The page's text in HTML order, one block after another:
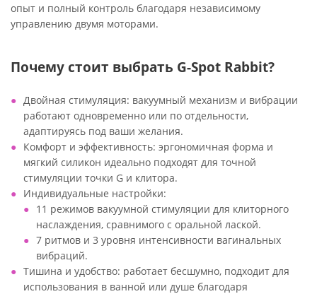
опыт и полный контроль благодаря независимому
управлению двумя моторами.
Почему стоит выбрать G-Spot Rabbit?
Двойная стимуляция: вакуумный механизм и вибрации
работают одновременно или по отдельности,
адаптируясь под ваши желания.
Комфорт и эффективность: эргономичная форма и
мягкий силикон идеально подходят для точной
стимуляции точки G и клитора.
Индивидуальные настройки:
11 режимов вакуумной стимуляции для клиторного
наслаждения, сравнимого с оральной лаской.
7 ритмов и 3 уровня интенсивности вагинальных
вибраций.
Тишина и удобство: работает бесшумно, подходит для
использования в ванной или душе благодаря